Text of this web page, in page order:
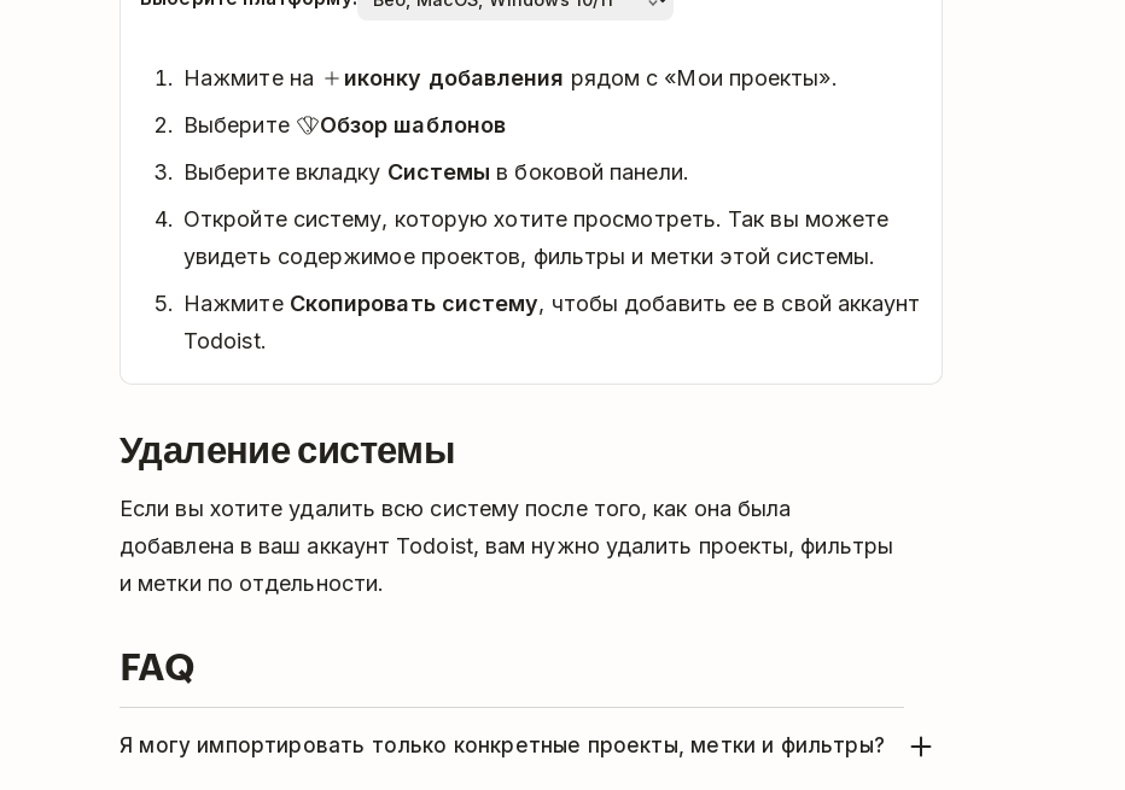
Нажмите на иконку добавления рядом с «Мои проекты».
Выберите
Обзор шаблонов
Выберите вкладку Системы в боковой панели.
Откройте систему, которую хотите просмотреть. Так вы можете
увидеть содержимое проектов, фильтры и метки этой системы.
Нажмите Скопировать систему, чтобы добавить ее в свой аккаунт
Todoist.
Удаление системы
Если вы хотите удалить всю систему после того, как она была
добавлена в ваш аккаунт Todoist, вам нужно удалить проекты, фильтры
и метки по отдельности.
FAQ
Я могу импортировать только конкретные проекты, метки и фильтры?